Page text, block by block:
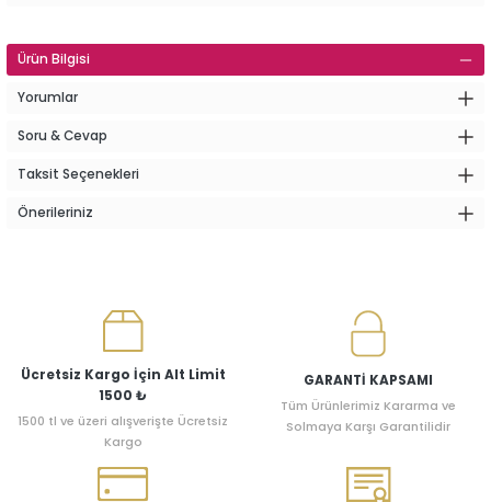
Ürün Bilgisi
Yorumlar
Soru & Cevap
Taksit Seçenekleri
Önerileriniz
Ücretsiz Kargo İçin Alt Limit
1500 ₺
1500 tl ve üzeri alışverişte Ücretsiz
Kargo
GARANTİ KAPSAMI
Tüm Ürünlerimiz Kararma ve
Solmaya Karşı Garantilidir